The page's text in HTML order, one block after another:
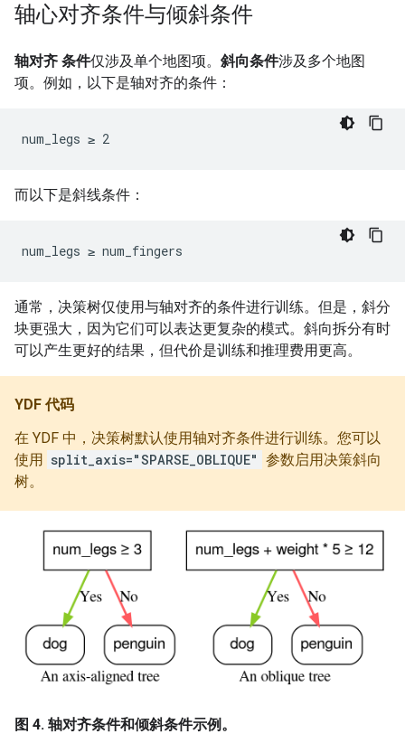
轴心对齐条件与倾斜条件
轴对齐 条件仅涉及单个地图项。 斜向条件涉及多个地图
项。例如，以下是轴对齐的条件：
num_legs ≥ 2
而以下是斜线条件：
num_legs ≥ num_fingers
通常，决策树仅使用与轴对齐的条件进行训练。但是，斜分
块更强大，因为它们可以表达更复杂的模式。斜向拆分有时
可以产生更好的结果，但代价是训练和推理费用更高。
YDF 代码
在 YDF 中，决策树默认使用轴对齐条件进行训练。您可以
使用 split_axis="SPARSE_OBLIQUE" 参数启用决策斜向
树。
图 4. 轴对齐条件和倾斜条件示例。